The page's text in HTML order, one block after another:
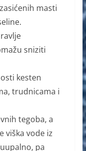
masti
sniziti
kesten
trudnicama i
tegoba, a
viška vode iz
pa